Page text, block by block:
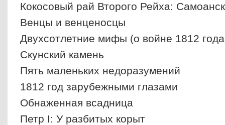
Кокосовый рай Второго Рейха:
Венцы и венценосцы
Двухсотлетние мифы (о войне 1812
Скунский камень
Пять маленьких недоразумений
1812 год зарубежными глазами
Обнаженная всадница
Петр I: У разбитых корыт